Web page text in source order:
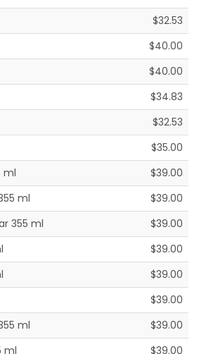
$32.53
$40.00
$40.00
$34.83
$32.53
$35.00
ml
$39.00
ml
$39.00
355 ml
$39.00
$39.00
$39.00
$39.00
ml
$39.00
ml
$39.00